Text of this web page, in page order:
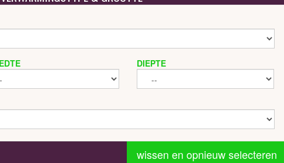
DIEPTE
wissen en opnieuw selecteren